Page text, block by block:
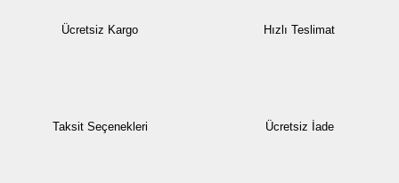
Ücretsiz Kargo Hızlı Teslimat
Taksit Seçenekleri Ücretsiz İade